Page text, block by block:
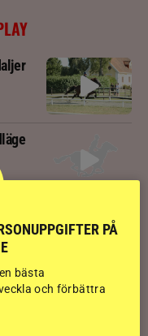
PÅ
bästa
och förbättra